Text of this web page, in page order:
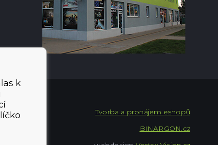
Tvorba a pronájem eshopů
BINARGON.cz
k